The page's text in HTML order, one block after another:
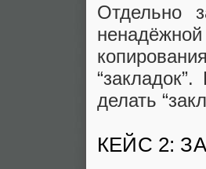
Отдельно
делать
КЕЙС 2: